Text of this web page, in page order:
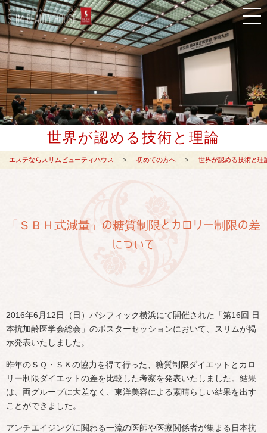
世界が認める技術と理論
エステならスリムビューティハウス 初めての方へ 世界が認める技術と理
「ＳＢＨ式減量」の糖質制限とカロリー制限の差
について
2016年6月12日（日）パシフィック横浜にて開催された「第16回 日
本抗加齢医学会総会」のポスターセッションにおいて、スリムが掲
示発表いたしました。
昨年のＳＱ・ＳＫの協力を得て行った、糖質制限ダイエットとカロ
リー制限ダイエットの差を比較した考察を発表いたしました。結果
は、両グループに大差なく、東洋美容による素晴らしい結果を出す
ことができました。
アンチエイジングに関わる一流の医師や医療関係者が集まる日本抗